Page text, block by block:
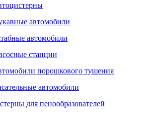
автомобили
автомобили
станции
порошкового тушения
автомобили
для пенообразователей